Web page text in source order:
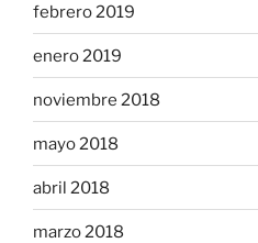
febrero 2019
enero 2019
noviembre 2018
mayo 2018
abril 2018
marzo 2018